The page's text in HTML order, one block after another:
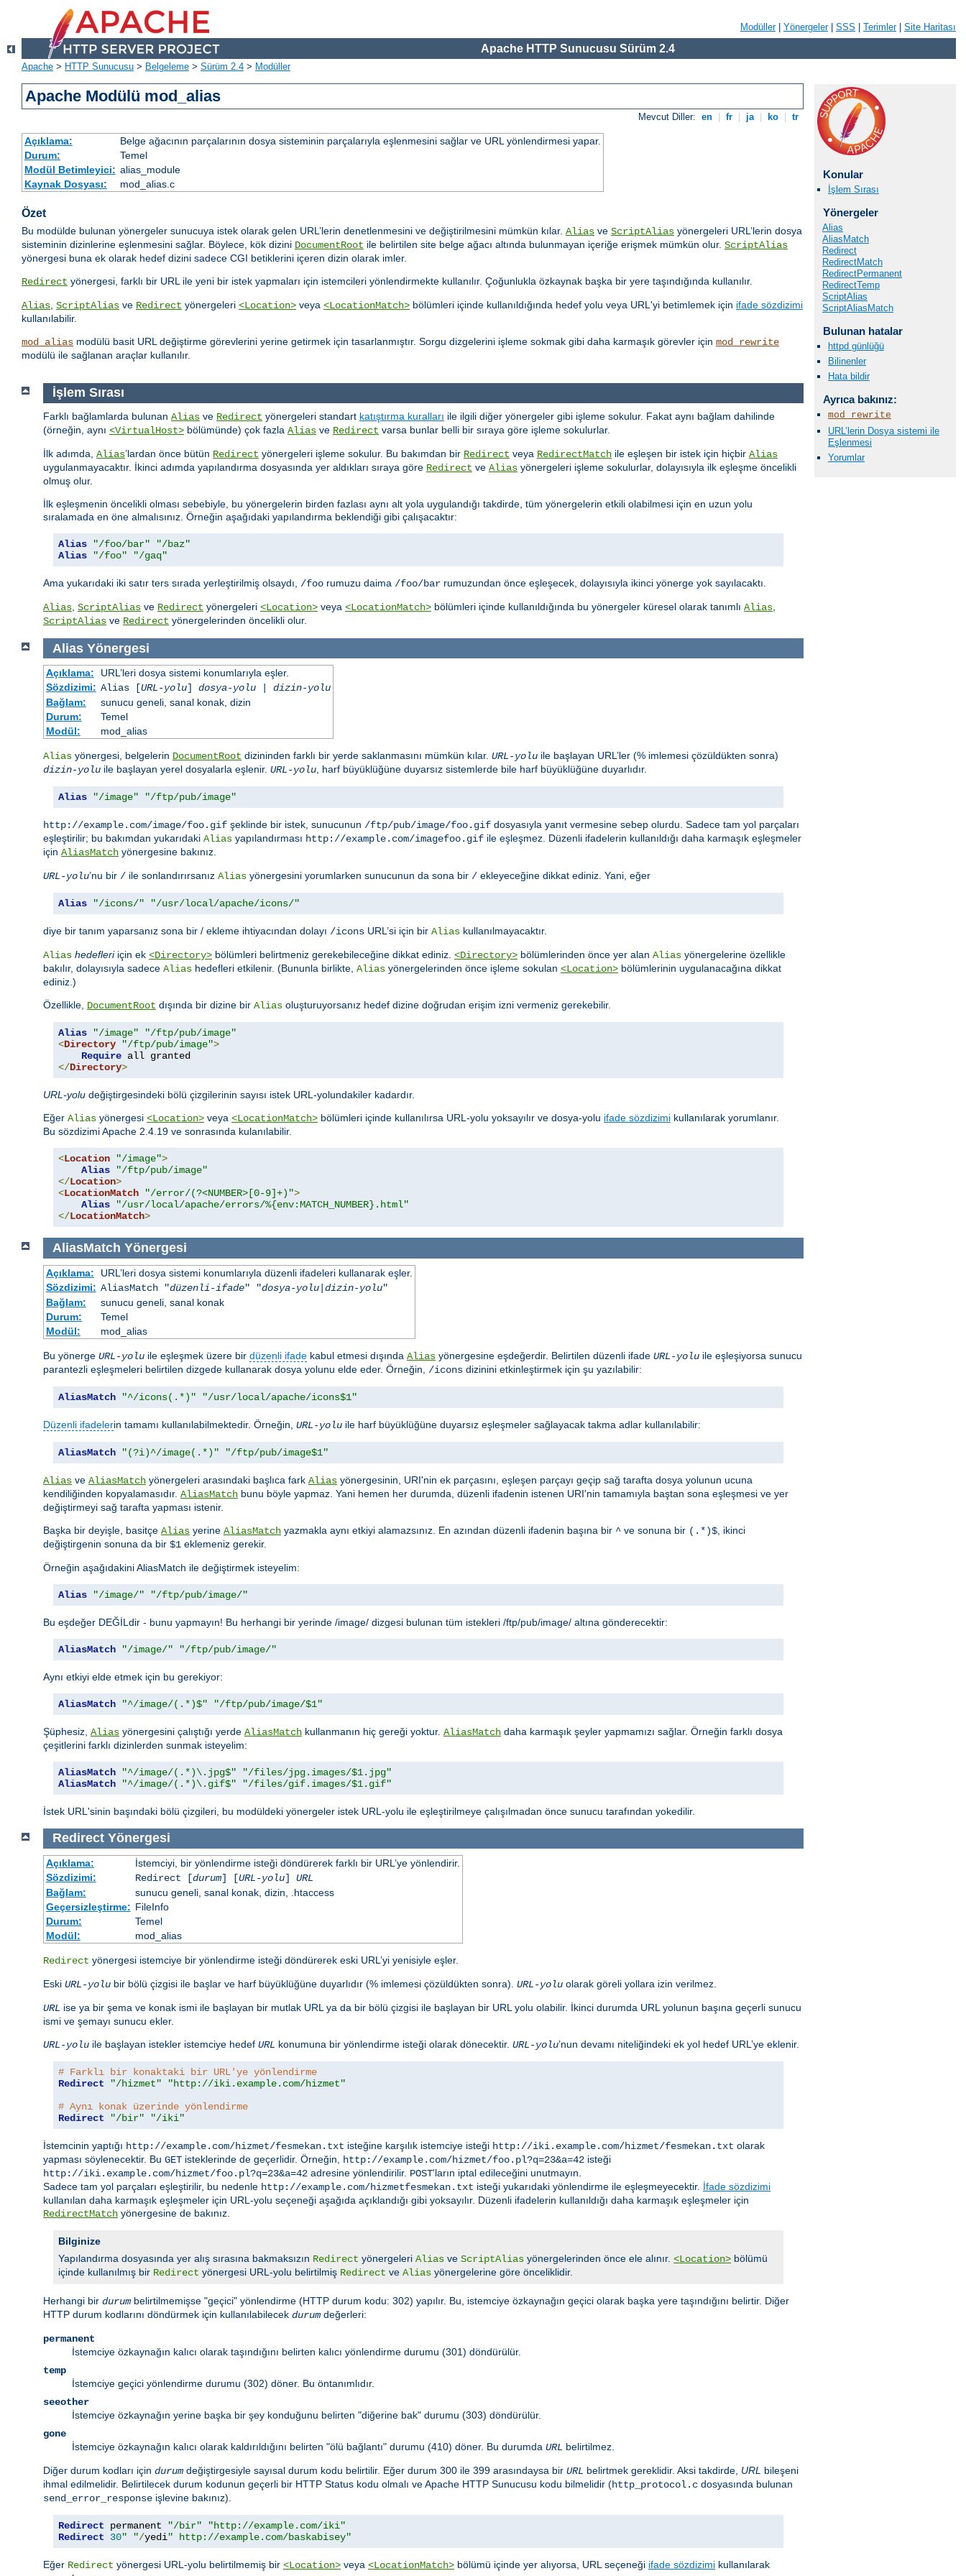
Modüller| Yönergeler| SSS Terimler| Site Haritası
Apache HTTP Sunucusu Sürüm 2.4
Apache > HTTP Sunucusu > Belgeleme > Sürüm 2.4 > Modüller
Apache Modülü mod_alias
Mevcut Diller: en fr ja ko tr
Açıklama:
Belge ağacının parçalarının dosya sisteminin parçalarıyla eşlenmesini sağlar ve URL yönlendirmesi yapar.
Durum:
Temel
Modül Betimleyici: alias_module
Kaynak Dosyası:
mod_alias.c
Özet
Bu modülde bulunan yönergeler sunucuya istek olarak gelen URL’lerin denetlenmesini ve değiştirilmesini mümkün kılar. Alias ve ScriptAlias yönergeleri URL’lerin dosya
sisteminin dizinlerine eşlenmesini sağlar. Böylece, kök dizini DocumentRoot ile belirtilen site belge ağacı altında bulunmayan içeriğe erişmek mümkün olur. ScriptAlias
yönergesi buna ek olarak hedef dizini sadece CGI betiklerini içeren dizin olarak imler.
Redirect yönergesi, farklı bir URL ile yeni bir istek yapmaları için istemcileri yönlendirmekte kullanılır. Çoğunlukla özkaynak başka bir yere taşındığında kullanılır.
Alias, ScriptAlias ve Redirect yönergeleri <Location> veya <LocationMatch> bölümleri içinde kullanıldığında hedef yolu veya URL'yi betimlemek için ifade sözdizimi
kullanılabilir.
mod_alias modülü basit URL değiştirme görevlerini yerine getirmek için tasarlanmıştır. Sorgu dizgelerini işleme sokmak gibi daha karmaşık görevler için mod_rewrite
modülü ile sağlanan araçlar kullanılır.
Konular
İşlem Sırası
Yönergeler
Alias
AliasMatch
Redirect
RedirectMatch
RedirectPermanent
RedirectTemp
ScriptAlias
ScriptAliasMatch
Bulunan hatalar
httpd günlüğü
Bilinenler
Hata bildir
Ayrıca bakınız:
mod_rewrite
URL’lerin Dosya sistemi ile
Eşlenmesi
Yorumlar
İşlem Sırası
Farklı bağlamlarda bulunan Alias ve Redirect yönergeleri standart katıştırma kuralları ile ilgili diğer yönergeler gibi işleme sokulur. Fakat aynı bağlam dahilinde
(örneğin, aynı <VirtualHost> bölümünde) çok fazla Alias ve Redirect varsa bunlar belli bir sıraya göre işleme sokulurlar.
İlk adımda, Alias’lardan önce bütün Redirect yönergeleri işleme sokulur. Bu bakımdan bir Redirect veya RedirectMatch ile eşleşen bir istek için hiçbir Alias
uygulanmayacaktır. İkinci adımda yapılandırma dosyasında yer aldıkları sıraya göre Redirect ve Alias yönergeleri işleme sokulurlar, dolayısıyla ilk eşleşme öncelikli
olmuş olur.
İlk eşleşmenin öncelikli olması sebebiyle, bu yönergelerin birden fazlası aynı alt yola uygulandığı takdirde, tüm yönergelerin etkili olabilmesi için en uzun yolu
sıralamada en öne almalısınız. Örneğin aşağıdaki yapılandırma beklendiği gibi çalışacaktır:
Alias "/foo/bar"
"/baz"
Alias
"/foo" "/gaq"
Ama yukarıdaki iki satır ters sırada yerleştirilmiş olsaydı, /foo rumuzu daima /foo/bar rumuzundan önce eşleşecek, dolayısıyla ikinci yönerge yok sayılacaktı.
Alias ScriptAlias ve Redirect yönergeleri <Location> veya <LocationMatch> bölümleri içinde kullanıldığında bu yönergeler küresel olarak tanımlı Alias
ScriptAlias ve Redirect yönergelerinden öncelikli olur.
Alias Yönergesi
Açıklama:
URL’leri dosya sistemi konumlarıyla eşler.
Sözdizimi: Alias [URL-yolu] dosya-yolu| dizin-yolu
Bağlam:
sunucu geneli, sanal konak, dizin
Durum:
Temel
Modül:
mod_alias
Alias yönergesi, belgelerin DocumentRoot dizininden farklı bir yerde saklanmasını mümkün kılar. URL-yolu ile başlayan URL’ler (% imlemesi çözüldükten sonra)
dizin-yolu ile başlayan yerel dosyalarla eşlenir. URL-yolu, harf büyüklüğüne duyarsız sistemlerde bile harf büyüklüğüne duyarlıdır.
Alias "/image" "/ftp/pub/image"
http://example.com/image/foo.gif şeklinde bir istek, sunucunun /ftp/pub/image/foo.gif dosyasıyla yanıt vermesine sebep olurdu. Sadece tam yol parçaları
eşleştirilir; bu bakımdan yukarıdaki Alias yapılandırması http://example.com/imagefoo.gif ile eşleşmez. Düzenli ifadelerin kullanıldığı daha karmaşık eşleşmeler
için AliasMatch yönergesine bakınız.
URL-yolu’nu bir / ile sonlandırırsanız Alias yönergesini yorumlarken sunucunun da sona bir / ekleyeceğine dikkat ediniz. Yani, eğer
Alias "/icons/" "/usr/local/apache/icons/"
diye bir tanım yaparsanız sona bir / ekleme ihtiyacından dolayı /icons URL’si için bir Alias kullanılmayacaktır.
Alias hedefleriiçin ek <Directory> bölümleri belirtmeniz gerekebileceğine dikkat ediniz. <Directory> bölümlerinden önce yer alan Alias yönergelerine özellikle
bakılır, dolayısıyla sadece Alias hedefleri etkilenir. (Bununla birlikte, Alias yönergelerinden önce işleme sokulan <Location> bölümlerinin uygulanacağına dikkat
ediniz.)
Özellikle, DocumentRoot dışında bir dizine bir Alias oluşturuyorsanız hedef dizine doğrudan erişim izni vermeniz gerekebilir.
Alias "/image"
"/ftp/pub/image"
<Directory "/ftp/pub/image">
Require
</Directory>
URL-yolu değiştirgesindeki bölü çizgilerinin sayısı istek URL-yolundakiler kadardır.
Eğer Alias yönergesi <Location> veya <LocationMatch> bölümleri içinde kullanılırsa URL-yolu yoksayılır ve dosya-yolu ifade sözdizimi kullanılarak yorumlanır.
Bu sözdizimi Apache 2.4.19 ve sonrasında kulanılabilir.
<Location "/image">
Alias
"/ftp/pub/image"
</Location>
<LocationMatch "/error/(?<NUMBER>[0-9]+)">
Alias
"/usr/local/apache/errors/%{env:MATCH_NUMBER}.html"
</LocationMatch>
AliasMatch Yönergesi
Açıklama:
URL’leri dosya sistemi konumlarıyla düzenli ifadeleri kullanarak eşler.
Sözdizimi: AliasMatch "düzenli-ifade" "dosya-yolu| dizin-yolu"
Bağlam:
sunucu geneli, sanal konak
Durum:
Temel
Modül:
mod_alias
Bu yönerge URL-yolu ile eşleşmek üzere bir düzenli ifade kabul etmesi dışında Alias yönergesine eşdeğerdir. Belirtilen düzenli ifade URL-yolu ile eşleşiyorsa sunucu
parantezli eşleşmeleri belirtilen dizgede kullanarak dosya yolunu elde eder. Örneğin, /icons dizinini etkinleştirmek için şu yazılabilir:
AliasMatch "^/icons(.*)" "/usr/local/apache/icons$1"
Düzenli ifadelerin tamamı kullanılabilmektedir. Örneğin, URL-yolu ile harf büyüklüğüne duyarsız eşleşmeler sağlayacak takma adlar kullanılabilir:
AliasMatch "(?i)^/image(.*)" "/ftp/pub/image$1"
Alias ve AliasMatch yönergeleri arasındaki başlıca fark Alias yönergesinin, URI'nin ek parçasını, eşleşen parçayı geçip sağ tarafta dosya yolunun ucuna
kendiliğinden kopyalamasıdır. AliasMatch bunu böyle yapmaz. Yani hemen her durumda, düzenli ifadenin istenen URI'nin tamamıyla baştan sona eşleşmesi ve yer
değiştirmeyi sağ tarafta yapması istenir.
Başka bir deyişle, basitçe Alias yerine AliasMatch yazmakla aynı etkiyi alamazsınız. En azından düzenli ifadenin başına bir ^ ve sonuna bir (.*)$ , ikinci
değiştirgenin sonuna da bir $1 eklemeniz gerekir.
Örneğin aşağıdakini AliasMatch ile değiştirmek isteyelim:
Alias "/image/" "/ftp/pub/image/"
Bu eşdeğer DEĞİLdir - bunu yapmayın! Bu herhangi bir yerinde /image/ dizgesi bulunan tüm istekleri /ftp/pub/image/ altına gönderecektir:
AliasMatch "/image/" "/ftp/pub/image/"
Aynı etkiyi elde etmek için bu gerekiyor:
AliasMatch "^/image/(.*)$" "/ftp/pub/image/$1"
Şüphesiz, Alias yönergesini çalıştığı yerde AliasMatch kullanmanın hiç gereği yoktur. AliasMatch daha karmaşık şeyler yapmamızı sağlar. Örneğin farklı dosya
çeşitlerini farklı dizinlerden sunmak isteyelim:
AliasMatch "^/image/(.*)\.jpg$"
"/files/jpg.images/$1.jpg"
AliasMatch
"^/image/(.*)\.gif$" "/files/gif.images/$1.gif"
İstek URL'sinin başındaki bölü çizgileri, bu modüldeki yönergeler istek URL-yolu ile eşleştirilmeye çalışılmadan önce sunucu tarafından yokedilir.
Redirect Yönergesi
Açıklama:
İstemciyi, bir yönlendirme isteği döndürerek farklı bir URL’ye yönlendirir.
Sözdizimi:
Redirect [durum] [URL-yolu] URL
Bağlam:
sunucu geneli, sanal konak, dizin, .htaccess
Geçersizleştirme: FileInfo
Durum:
Temel
Modül:
mod_alias
Redirect yönergesi istemciye bir yönlendirme isteği döndürerek eski URL’yi yenisiyle eşler.
Eski URL-yolu bir bölü çizgisi ile başlar ve harf büyüklüğüne duyarlıdır (% imlemesi çözüldükten sonra). URL-yolu olarak göreli yollara izin verilmez.
URL ise ya bir şema ve konak ismi ile başlayan bir mutlak URL ya da bir bölü çizgisi ile başlayan bir URL yolu olabilir. İkinci durumda URL yolunun başına geçerli sunucu
ismi ve şemayı sunucu ekler.
URL-yolu ile başlayan istekler istemciye hedef URL konumuna bir yönlendirme isteği olarak dönecektir. URL-yolu’nun devamı niteliğindeki ek yol hedef URL’ye eklenir.
# Farklı bir konaktaki bir URL'ye yönlendirme
Redirect
"/hizmet"
"http://iki.example.com/hizmet"
# Aynı konak üzerinde yönlendirme
Redirect
"/bir" "/iki"
İstemcinin yaptığı http://example.com/hizmet/fesmekan.txt isteğine karşılık istemciye isteği http://iki.example.com/hizmet/fesmekan.txt olarak
yapması söylenecektir. Bu GET isteklerinde de geçerlidir. Örneğin, http://example.com/hizmet/foo.pl?q=23&a=42 isteği
http://iki.example.com/hizmet/foo.pl?q=23&a=42 adresine yönlendirilir. POST'ların iptal edileceğini unutmayın.
Sadece tam yol parçaları eşleştirilir, bu nedenle http://example.com/hizmetfesmekan.txt isteği yukarıdaki yönlendirme ile eşleşmeyecektir. İfade sözdizimi
kullanılan daha karmaşık eşleşmeler için URL-yolu seçeneği aşağıda açıklandığı gibi yoksayılır. Düzenli ifadelerin kullanıldığı daha karmaşık eşleşmeler için
RedirectMatch yönergesine de bakınız.
Bilginize
Yapılandırma dosyasında yer alış sırasına bakmaksızın Redirect yönergeleri Alias ve ScriptAlias yönergelerinden önce ele alınır. <Location> bölümü
içinde kullanılmış bir Redirect yönergesi URL-yolu belirtilmiş Redirect ve Alias yönergelerine göre önceliklidir.
Herhangi bir durum belirtilmemişse "geçici" yönlendirme (HTTP durum kodu: 302) yapılır. Bu, istemciye özkaynağın geçici olarak başka yere taşındığını belirtir. Diğer
HTTP durum kodlarını döndürmek için kullanılabilecek durum değerleri:
permanent
İstemciye özkaynağın kalıcı olarak taşındığını belirten kalıcı yönlendirme durumu (301) döndürülür.
temp
İstemciye geçici yönlendirme durumu (302) döner. Bu öntanımlıdır.
seeother
İstemciye özkaynağın yerine başka bir şey konduğunu belirten "diğerine bak" durumu (303) döndürülür.
gone
İstemciye özkaynağın kalıcı olarak kaldırıldığını belirten "ölü bağlantı" durumu (410) döner. Bu durumda URL belirtilmez.
Diğer durum kodları için durum değiştirgesiyle sayısal durum kodu belirtilir. Eğer durum 300 ile 399 arasındaysa bir URL belirtmek gereklidir. Aksi takdirde, URL bileşeni
ihmal edilmelidir. Belirtilecek durum kodunun geçerli bir HTTP Status kodu olmalı ve Apache HTTP Sunucusu kodu bilmelidir (http_protocol.c dosyasında bulunan
send_error_response işlevine bakınız).
Redirect permanent "/bir"
"http://example.com/iki"
Redirect
30" "/yedi" http://example.com/baskabisey"
Eğer Redirect yönergesi URL-yolu belirtilmemiş bir <Location> veya <LocationMatch> bölümü içinde yer alıyorsa, URL seçeneği ifade sözdizimi kullanılarak